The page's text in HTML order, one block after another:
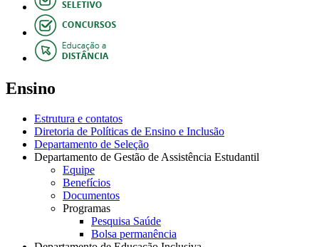
Ensino
Estrutura e contatos
Diretoria de Políticas de Ensino e Inclusão
Departamento de Seleção
Departamento de Gestão de Assistência Estudantil
Equipe
Benefícios
Documentos
Programas
Pesquisa Saúde
Bolsa permanência